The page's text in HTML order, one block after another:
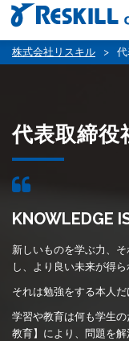
株式会社リスキル >
代表取締役
KNOWLEDGE
新しいものを学ぶ力、
し、より良い未来が得
それは勉強をする本人
学習や教育は何も学生
教育】により、問題を